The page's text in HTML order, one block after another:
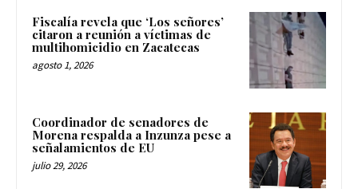
Fiscalía revela que ‘Los señores’
citaron a reunión a víctimas de
multihomicidio en Zacatecas
agosto 1, 2026
Coordinador de senadores de
Morena respalda a Inzunza pese a
señalamientos de EU
julio 29, 2026